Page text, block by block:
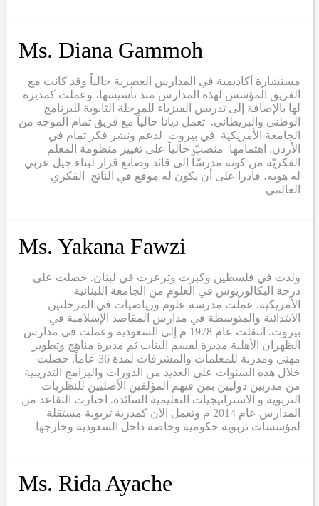
Ms. Diana Gammoh
مستشارة أكاديمية في المدارس العصرية حالياً وقد كانت مع
الفريق المؤسس لهذه المدارس منذ تأسيسها، وعملت كمديرة
لها بالإضافة إلى تدريس الفيزياء للمرحلة الثانوية للبرنامج
الوطني والبريطاني. تعمل ديانا حالياً مع فريق تمام الموجه من
الجامعة الأمريكية في بيروت لدعم ونشر فكر تمام في
الأردن. اهتمامها منصبّ حالياً على تغيير منظومة المعلم
الفكريّة من كونه مدرسّاّ الى قائد وصانع قرار لبناء جيل عربي
له هويه، قادرا على أن يكون له موقع في الناتج الفكري
العالمي
Ms. Yakana Fawzi
ولدت في فلسطين وكبرت وترعرت في لبنان. حصلت على
درجة البكالوريوس في العلوم من الجامعة اللبنانية
الأمريكية. عملت مدرسة علوم ورياضيات في المرحلتين
الابتدائية والمتوسطة في مدارس المقاصد الإسلامية في
بيروت. انتقلت عام 1978 م إلى السعودية وعملت في مدارس
الظهران الأهلية مديرة لقسم البنات ثم مديرة مناهج وتطوير
مهني ومدربة للمعلمات والمشرفات لمدة 36 عاماً. حصلت
خلال هذه السنوات على العديد من الدورات والبرامج التدريبية
من مدربين دوليين بمن فيهم المؤلفين الأصليين للنظريات
التربوية و الاستراتيجيات التعليمية السائدة. اختارت التقاعد من
المدارس عام 2014 م وتعمل الآن كمدربة تربوية مستقلة
لمؤسسات تربوية حكومية وخاصة داخل السعودية وخارجها
Ms. Rida Ayache